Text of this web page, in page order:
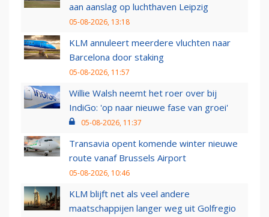
aan aanslag op luchthaven Leipzig
05-08-2026, 13:18
KLM annuleert meerdere vluchten naar
Barcelona door staking
05-08-2026, 11:57
Willie Walsh neemt het roer over bij
IndiGo: 'op naar nieuwe fase van groei'
05-08-2026, 11:37
Transavia opent komende winter nieuwe
route vanaf Brussels Airport
05-08-2026, 10:46
KLM blijft net als veel andere
maatschappijen langer weg uit Golfregio